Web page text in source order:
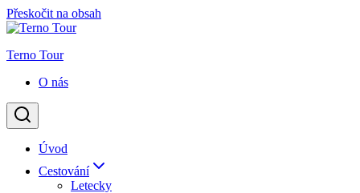
Přeskočit na obsah
Terno Tour
O nás
Úvod
Cestování
Letecky